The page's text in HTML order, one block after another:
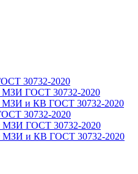
30732-2020
ГОСТ 30732-2020
МЗИ и КВ ГОСТ 30732-2020
30732-2020
МЗИ ГОСТ 30732-2020
МЗИ и КВ ГОСТ 30732-2020